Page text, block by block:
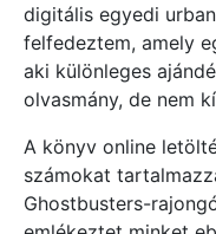
digitális egyedi
felfedeztem, amely
aki különleges
olvasmány, de nem
A könyv online
számokat
Ghostbusters-